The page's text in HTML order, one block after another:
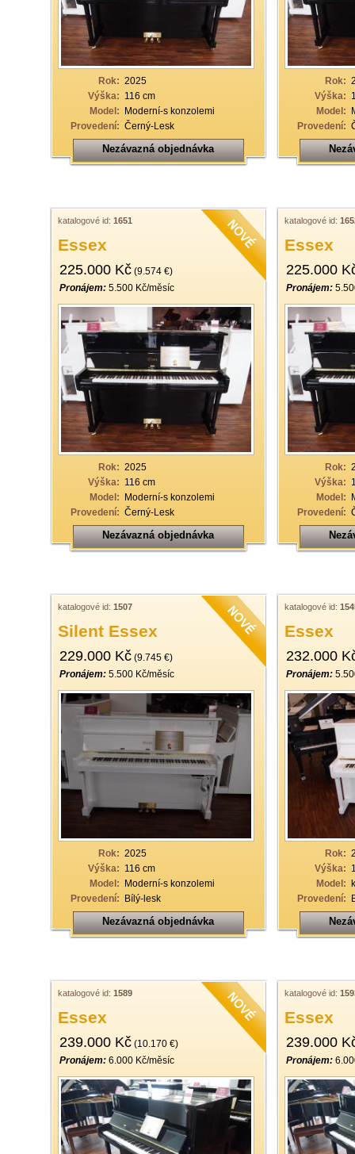
Rok: 2025
Výška: 116 cm
Model: Moderní-s konzolemi
Provedení: Černý-Lesk
Nezávazná objednávka
Rok:
Výška:
Model:
Provedení:
katalogové id: 1651
Essex
225.000 Kč (9.574 €)
Pronájem: 5.500 Kč/měsíc
Rok: 2025
Výška: 116 cm
Model: Moderní-s konzolemi
Provedení: Černý-Lesk
Nezávazná objednávka
katalogové id:
Essex
225.000
Pronájem:
Rok:
Výška:
Model:
Provedení:
katalogové id: 1507
Silent Essex
229.000 Kč (9.745 €)
Pronájem: 5.500 Kč/měsíc
Rok: 2025
Výška: 116 cm
Model: Moderní-s konzolemi
Provedení: Bílý-lesk
Nezávazná objednávka
katalogové id:
Essex
232.000
Pronájem:
Rok:
Výška:
Model:
Provedení:
katalogové id: 1589
Essex
239.000 Kč (10.170 €)
Pronájem: 6.000 Kč/měsíc
katalogové id:
Essex
239.000
Pronájem: